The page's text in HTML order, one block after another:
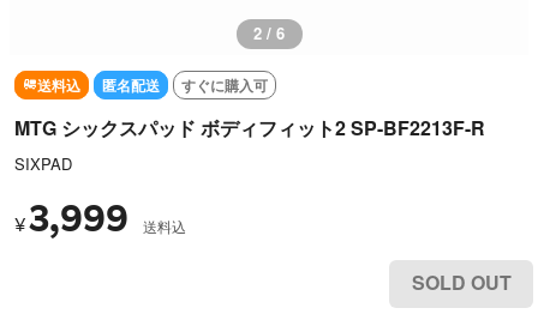
3 / 6
送料込 匿名配送 すぐに購入可
MTG シックスパッド ボディフィット2 SP-BF2213F-R
SIXPAD
¥3,999 送料込
SOLD OUT